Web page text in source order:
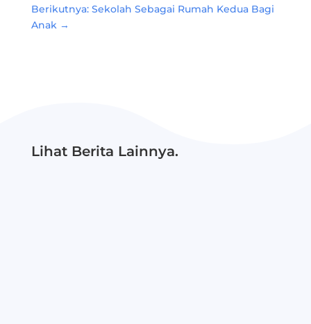
Berikutnya: Sekolah Sebagai Rumah Kedua Bagi
Anak →
Lihat Berita Lainnya.